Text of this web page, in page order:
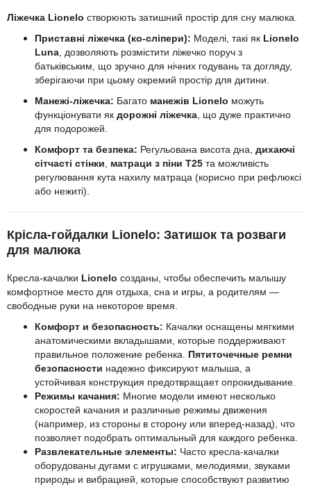
Ліжечка Lionelo створюють затишний простір для сну малюка.
Приставні ліжечка (ко-сліпери): Моделі, такі як Lionelo
Luna , дозволяють розмістити ліжечко поруч з
батьківським, що зручно для нічних годувань та догляду,
зберігаючи при цьому окремий простір для дитини.
Манежі-ліжечка: Багато манежів Lionelo можуть
функціонувати як дорожні ліжечка , що дуже практично
для подорожей.
Комфорт та безпека: Регульована висота дна, дихаючі
сітчасті стінки
матраци з піни T25 та можливість
регулювання кута нахилу матраца (корисно при рефлюксі
або нежиті).
Крісла-гойдалки Lionelo: Затишок та розваги
для малюка
Кресла-качалки Lionelo созданы, чтобы обеспечить малышу
комфортное место для отдыха, сна и игры, а родителям —
свободные руки на некоторое время.
Комфорт и безопасность: Качалки оснащены мягкими
анатомическими вкладышами, которые поддерживают
правильное положение ребенка. Пятиточечные ремни
безопасности надежно фиксируют малыша, а
устойчивая конструкция предотвращает опрокидывание.
Режимы качания: Многие модели имеют несколько
скоростей качания и различные режимы движения
(например, из стороны в сторону или вперед-назад), что
позволяет подобрать оптимальный для каждого ребенка.
Развлекательные элементы: Часто кресла-качалки
оборудованы дугами с игрушками, мелодиями, звуками
природы и вибрацией, которые способствуют развитию